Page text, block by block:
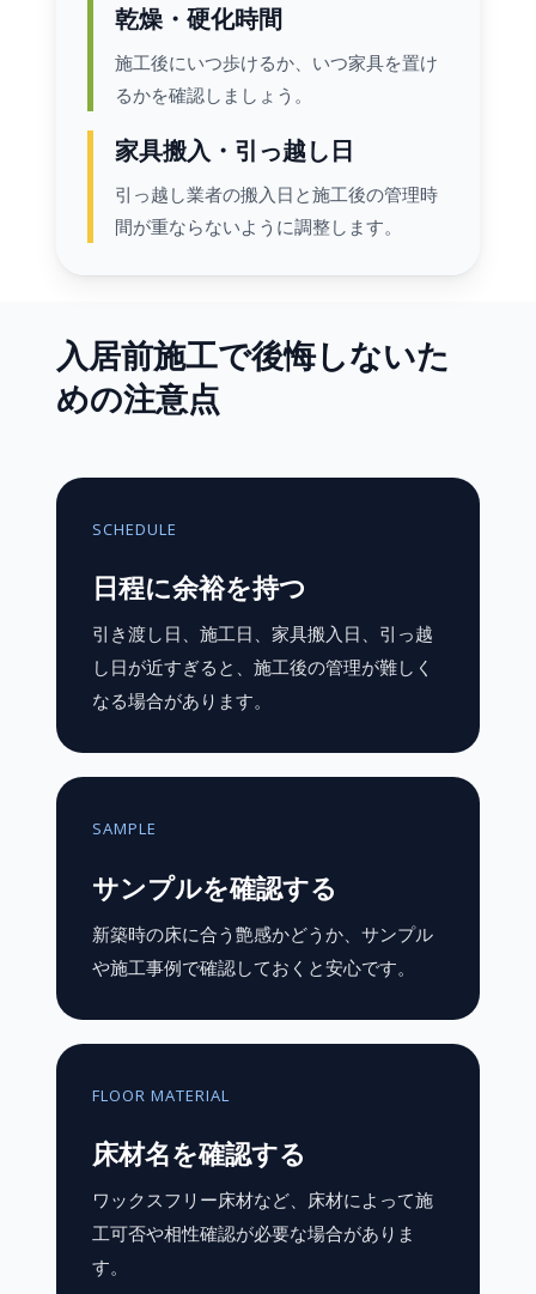
乾燥・硬化時間
施工後にいつ歩けるか、いつ家具を置け
るかを確認しましょう。
家具搬入・引っ越し日
引っ越し業者の搬入日と施工後の管理時
間が重ならないように調整します。
入居前施工で後悔しないた
めの注意点
SCHEDULE
日程に余裕を持つ
引き渡し日、施工日、家具搬入日、引っ越
し日が近すぎると、施工後の管理が難しく
なる場合があります。
SAMPLE
サンプルを確認する
新築時の床に合う艶感かどうか、サンプル
や施工事例で確認しておくと安心です。
FLOOR MATERIAL
床材名を確認する
ワックスフリー床材など、床材によって施
工可否や相性確認が必要な場合がありま
す。